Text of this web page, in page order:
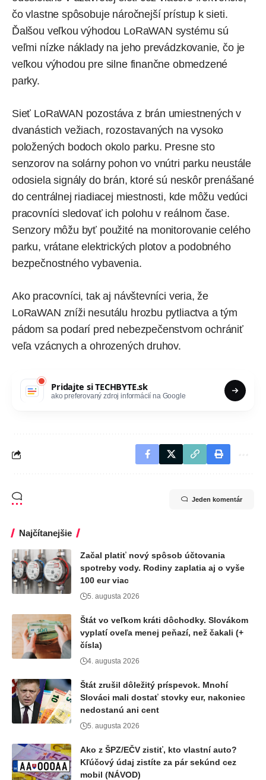
čo vlastne spôsobuje náročnejší prístup k sieti.
Ďalšou veľkou výhodou LoRaWAN systému sú
veľmi nízke náklady na jeho prevádzkovanie, čo je
veľkou výhodou pre silne finančne obmedzené
parky.
Sieť LoRaWAN pozostáva z brán umiestnených v
dvanástich vežiach, rozostavaných na vysoko
položených bodoch okolo parku. Presne sto
senzorov na solárny pohon vo vnútri parku neustále
odosiela signály do brán, ktoré sú neskôr prenášané
do centrálnej riadiacej miestnosti, kde môžu vedúci
pracovníci sledovať ich polohu v reálnom čase.
Senzory môžu byť použité na monitorovanie celého
parku, vrátane elektrických plotov a podobného
bezpečnostného vybavenia.
Ako pracovníci, tak aj návštevníci veria, že
LoRaWAN zníži nesutálu hrozbu pytliactva a tým
pádom sa podarí pred nebezpečenstvom ochrániť
veľa vzácnych a ohrozených druhov.
Pridajte siTECHBYTE.sk
ako preferovaný zdroj informácií na Google
Jeden komentár
Najčítanejšie
Začal platiť nový spôsob účtovania
spotreby vody. Rodiny zaplatia aj o vyše
100 eur viac
5. augusta 2026
Štát vo veľkom kráti dôchodky. Slovákom
vyplatí oveľa menej peňazí, než čakali (+
čísla)
4. augusta 2026
Štát zrušil dôležitý príspevok. Mnohí
Slováci mali dostať stovky eur, nakoniec
nedostanú ani cent
5. augusta 2026
Ako z ŠPZ/EČV zistiť, kto vlastní auto?
Kľúčový údaj zistíte za pár sekúnd cez
mobil (NÁVOD)